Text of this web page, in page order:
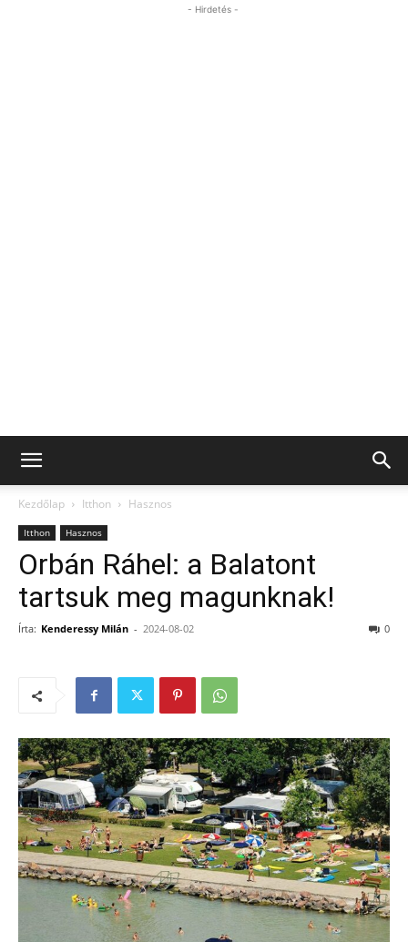
- Hirdetés -
Kezdőlap Itthon Hasznos
Itthon Hasznos
Orbán Ráhel: a Balatont
tartsuk meg magunknak!
Írta: Kenderessy Milán - 2024-08-02 0